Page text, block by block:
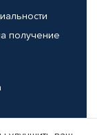
получение